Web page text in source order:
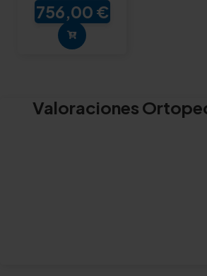
756,00 €
Valoraciones